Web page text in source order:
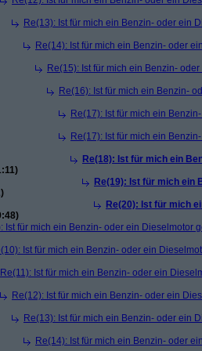
Re(13): Ist für mich ein Benzin- oder ein
Re(14): Ist für mich ein Benzin- oder
Re(15): Ist für mich ein Benzin-
Re(16): Ist für mich ein Benzin-
Re(17): Ist für mich ein
Re(17): Ist für mich ein
Re(18): Ist für mich ein
Re(19): Ist für mich ein
Re(20): Ist für mich
Ist für mich ein Benzin- oder ein Dieselmotor
Ist für mich ein Benzin- oder ein
Re(11): Ist für mich ein Benzin- oder ein
Re(12): Ist für mich ein Benzin- oder ein
Re(13): Ist für mich ein Benzin- oder ein
Re(14): Ist für mich ein Benzin- oder